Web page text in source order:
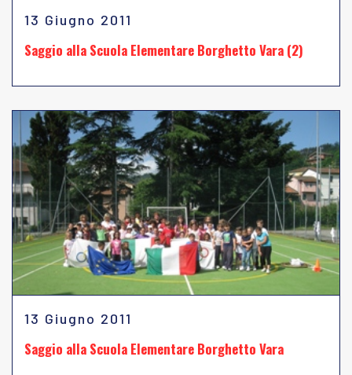
13 Giugno 2011
Saggio alla Scuola Elementare Borghetto Vara (2)
13 Giugno 2011
Saggio alla Scuola Elementare Borghetto Vara